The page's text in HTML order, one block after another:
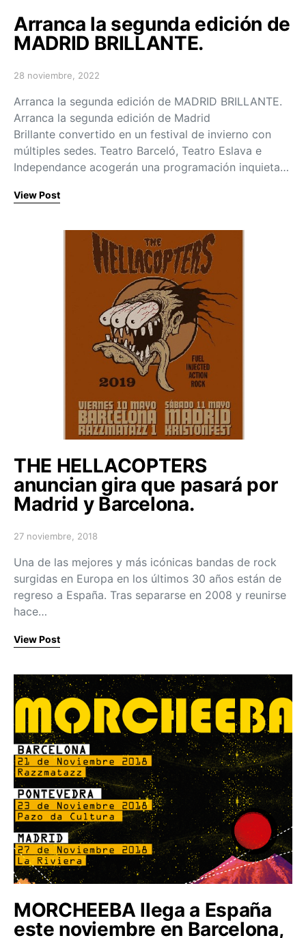
Arranca la segunda edición de
MADRID BRILLANTE.
Posted on
28 noviembre, 2022
Arranca la segunda edición de MADRID BRILLANTE.
Arranca la segunda edición de Madrid
Brillante convertido en un festival de invierno con
múltiples sedes. Teatro Barceló, Teatro Eslava e
Independance acogerán una programación inquieta…
View Post
THE HELLACOPTERS
anuncian gira que pasará por
Madrid y Barcelona.
Posted on
27 noviembre, 2018
Una de las mejores y más icónicas bandas de rock
surgidas en Europa en los últimos 30 años están de
regreso a España. Tras separarse en 2008 y reunirse
hace…
View Post
MORCHEEBA llega a España
este noviembre en Barcelona,